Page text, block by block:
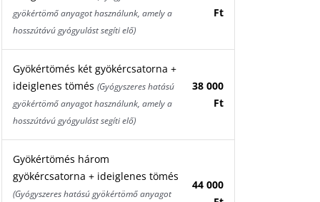
gyökértömő anyagot használunk, amely a
hosszútávú gyógyulást segíti elő)
Ft
Gyökértömés két gyökércsatorna +
ideiglenes tömés(Gyógyszeres hatású
gyökértömő anyagot használunk, amely a
hosszútávú gyógyulást segíti elő)
38 000
Ft
Gyökértömés három
gyökércsatorna + ideiglenes tömés
(Gyógyszeres hatású gyökértömő anyagot
44 000